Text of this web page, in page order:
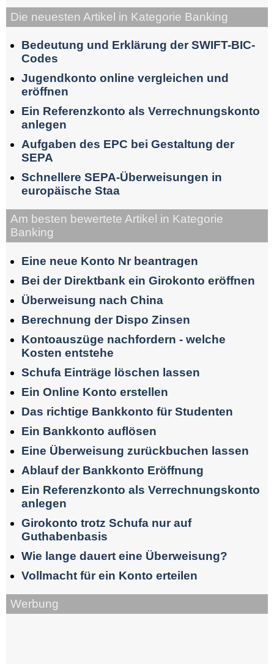
Die neuesten Artikel in Kategorie Banking
Bedeutung und Erklärung der SWIFT-BIC-
Codes
Jugendkonto online vergleichen und
eröffnen
Ein Referenzkonto als Verrechnungskonto
anlegen
Aufgaben des EPC bei Gestaltung der
SEPA
Schnellere SEPA-Überweisungen in
europäische Staa
Am besten bewertete Artikel in Kategorie
Banking
Eine neue Konto Nr beantragen
Bei der Direktbank ein Girokonto eröffnen
Überweisung nach China
Berechnung der Dispo Zinsen
Kontoauszüge nachfordern - welche
Kosten entstehe
Schufa Einträge löschen lassen
Ein Online Konto erstellen
Das richtige Bankkonto für Studenten
Ein Bankkonto auflösen
Eine Überweisung zurückbuchen lassen
Ablauf der Bankkonto Eröffnung
Ein Referenzkonto als Verrechnungskonto
anlegen
Girokonto trotz Schufa nur auf
Guthabenbasis
Wie lange dauert eine Überweisung?
Vollmacht für ein Konto erteilen
Werbung